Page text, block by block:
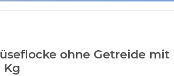
ohne Getreide mit
Kg